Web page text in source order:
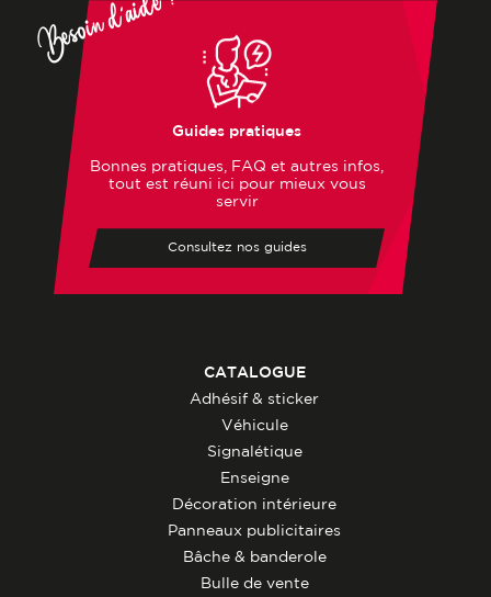
Besoin d'aide ?
Guides pratiques
Bonnes pratiques, FAQ et autres infos,
tout est réuni ici pour mieux vous
servir
Consultez nos guides
CATALOGUE
Adhésif & sticker
Véhicule
Signalétique
Enseigne
Décoration intérieure
Panneaux publicitaires
Bâche & banderole
Bulle de vente